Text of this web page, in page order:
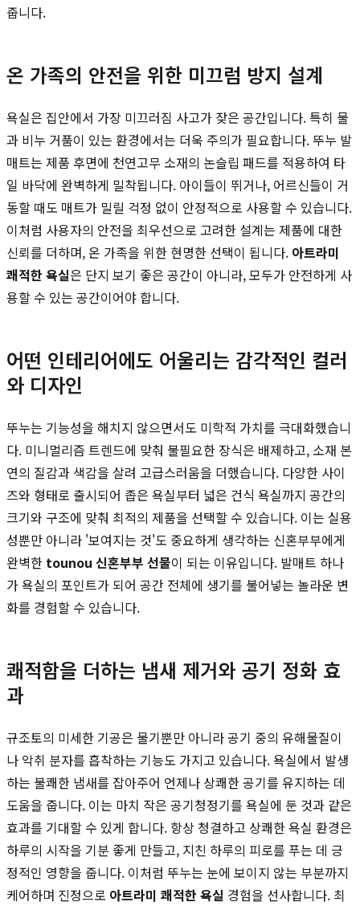
줍니다.
온 가족의 안전을 위한 미끄럼 방지 설계
욕실은 집안에서 가장 미끄러짐 사고가 잦은 공간입니다. 특히 물
과 비누 거품이 있는 환경에서는 더욱 주의가 필요합니다. 뚜누 발
매트는 제품 후면에 천연고무 소재의 논슬립 패드를 적용하여 타
일 바닥에 완벽하게 밀착됩니다. 아이들이 뛰거나, 어르신들이 거
동할 때도 매트가 밀릴 걱정 없이 안정적으로 사용할 수 있습니다.
이처럼 사용자의 안전을 최우선으로 고려한 설계는 제품에 대한
신뢰를 더하며, 온 가족을 위한 현명한 선택이 됩니다. 아트라미
쾌적한 욕실은 단지 보기 좋은 공간이 아니라, 모두가 안전하게 사
용할 수 있는 공간이어야 합니다.
어떤 인테리어에도 어울리는 감각적인 컬러
와 디자인
뚜누는 기능성을 해치지 않으면서도 미학적 가치를 극대화했습니
다. 미니멀리즘 트렌드에 맞춰 불필요한 장식은 배제하고, 소재 본
연의 질감과 색감을 살려 고급스러움을 더했습니다. 다양한 사이
즈와 형태로 출시되어 좁은 욕실부터 넓은 건식 욕실까지 공간의
크기와 구조에 맞춰 최적의 제품을 선택할 수 있습니다. 이는 실용
성뿐만 아니라 '보여지는 것'도 중요하게 생각하는 신혼부부에게
완벽한 tounou 신혼부부 선물이 되는 이유입니다. 발매트 하나
가 욕실의 포인트가 되어 공간 전체에 생기를 불어넣는 놀라운 변
화를 경험할 수 있습니다.
쾌적함을 더하는 냄새 제거와 공기 정화 효
과
규조토의 미세한 기공은 물기뿐만 아니라 공기 중의 유해물질이
나 악취 분자를 흡착하는 기능도 가지고 있습니다. 욕실에서 발생
하는 불쾌한 냄새를 잡아주어 언제나 상쾌한 공기를 유지하는 데
도움을 줍니다. 이는 마치 작은 공기청정기를 욕실에 둔 것과 같은
효과를 기대할 수 있게 합니다. 항상 청결하고 상쾌한 욕실 환경은
하루의 시작을 기분 좋게 만들고, 지친 하루의 피로를 푸는 데 긍
정적인 영향을 줍니다. 이처럼 뚜누는 눈에 보이지 않는 부분까지
케어하며 진정으로 아트라미 쾌적한 욕실 경험을 선사합니다. 최